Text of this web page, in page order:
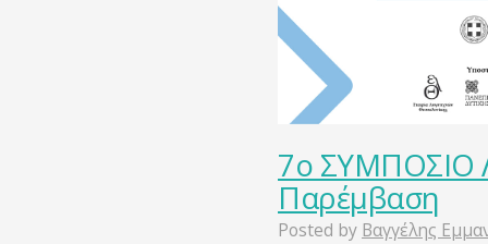
7ο ΣΥΜΠΟΣΙΟ
Παρέμβαση
Posted by Βαγγέλης